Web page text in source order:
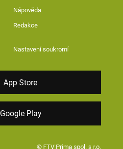
Nápověda
Redakce
Nastavení soukromí
App Store
Google Play
© FTV Prima spol. s r.o.